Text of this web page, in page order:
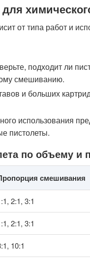
от типа работ и
подходит ли
смешиванию.
и больших
использования
пистолеты.
по объему и
смешивания
2:1, 3:1
2:1, 3:1
10:1